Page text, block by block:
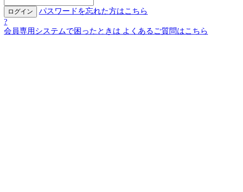
ログイン
パスワードを忘れた方はこちら
?
会員専用システムで困ったときは よくあるご質問はこちら